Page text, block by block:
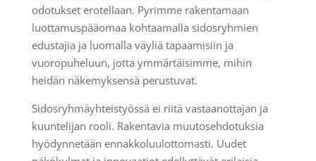
odotukset erotellaan. Pyrimme rakentamaan
luottamuspääomaa kohtaamalla sidosryhmien
edustajia ja luomalla väyliä tapaamisiin ja
vuoropuheluun, jotta ymmärtäisimme, mihin
heidän näkemyksensä perustuvat.
Sidosryhmäyhteistyössä ei riitä vastaanottajan ja
kuuntelijan rooli. Rakentavia muutosehdotuksia
hyödynnetään ennakkoluulottomasti. Uudet